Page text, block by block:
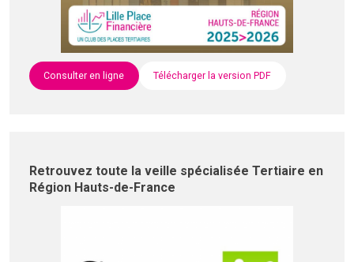
Consulter en ligne Télécharger la version PDF
Retrouvez toute la veille spécialisée Tertiaire en
Région Hauts-de-France